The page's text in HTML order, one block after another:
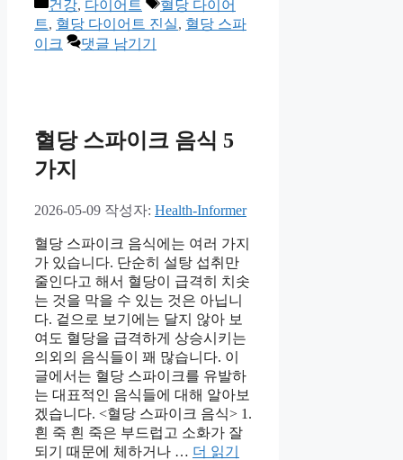
카
테
고
건강, 다이어트
태
그
혈당 다이어
트, 혈당 다이어트 진실, 혈당 스파
이크
댓글 남기기
혈당 스파이크 음식 5
가지
2026-05-09 작성자: Health-Informer
혈당 스파이크 음식에는 여러 가지
가 있습니다. 단순히 설탕 섭취만
줄인다고 해서 혈당이 급격히 치솟
는 것을 막을 수 있는 것은 아닙니
다. 겉으로 보기에는 달지 않아 보
여도 혈당을 급격하게 상승시키는
의외의 음식들이 꽤 많습니다. 이
글에서는 혈당 스파이크를 유발하
는 대표적인 음식들에 대해 알아보
겠습니다. <혈당 스파이크 음식> 1.
흰 죽 흰 죽은 부드럽고 소화가 잘
되기 때문에 체하거나 … 더 읽기